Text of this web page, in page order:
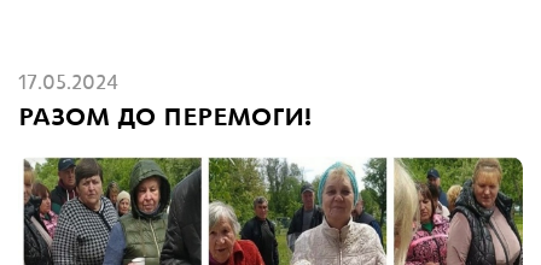
17.05.2024
РАЗОМ ДО ПЕРЕМОГИ!